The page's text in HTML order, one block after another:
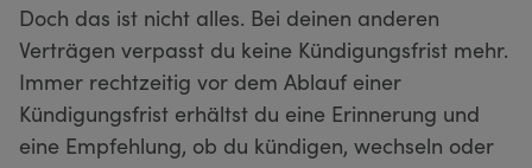
Doch das ist nicht alles. Bei deinen anderen
Verträgen verpasst du keine Kündigungsfrist mehr.
Immer rechtzeitig vor dem Ablauf einer
Kündigungsfrist erhältst du eine Erinnerung und
eine Empfehlung, ob du kündigen, wechseln oder